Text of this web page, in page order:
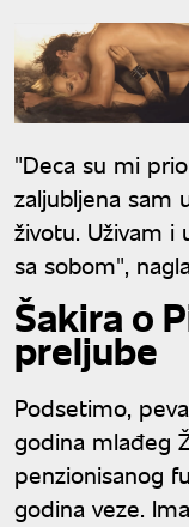
"Deca su mi
zaljubljena sam
životu. Uživam
sa sobom",
Šakira o
preljube
Podsetimo,
godina mlađeg
penzionisanog
godina veze.